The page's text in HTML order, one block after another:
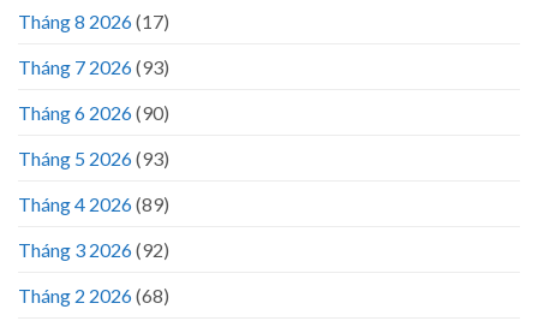
Tháng 8 2026(17)
Tháng 7 2026(93)
Tháng 6 2026(90)
Tháng 5 2026(93)
Tháng 4 2026(89)
Tháng 3 2026(92)
Tháng 2 2026(68)